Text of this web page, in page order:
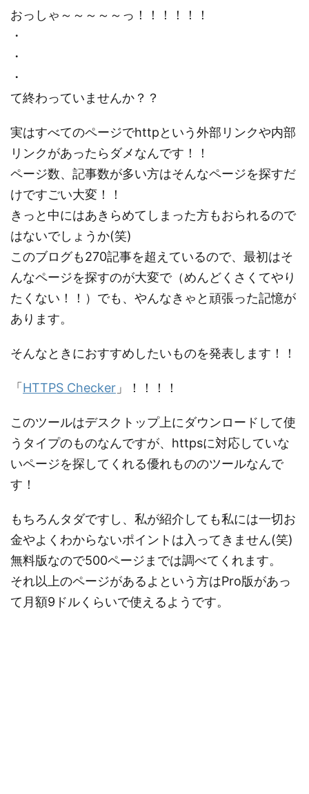
おっしゃ～～～～～っ！！！！！！
・
・
・
て終わっていませんか？？
実はすべてのページでhttpという外部リンクや内部
リンクがあったらダメなんです！！
ページ数、記事数が多い方はそんなページを探すだ
けですごい大変！！
きっと中にはあきらめてしまった方もおられるので
はないでしょうか(笑)
このブログも270記事を超えているので、最初はそ
んなページを探すのが大変で（めんどくさくてやり
たくない！！）でも、やんなきゃと頑張った記憶が
あります。
そんなときにおすすめしたいものを発表します！！
「 HTTPS Checker 」！！！！
このツールはデスクトップ上にダウンロードして使
うタイプのものなんですが、httpsに対応していな
いページを探してくれる優れもののツールなんで
す！
もちろんタダですし、私が紹介しても私には一切お
金やよくわからないポイントは入ってきません(笑)
無料版なので500ページまでは調べてくれます。
それ以上のページがあるよという方はPro版があっ
て月額9ドルくらいで使えるようです。